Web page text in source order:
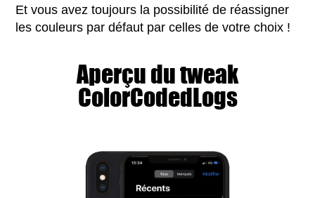
Et vous avez toujours la possibilité de réassigner
les couleurs par défaut par celles de votre choix !
Aperçu du tweak
ColorCodedLogs